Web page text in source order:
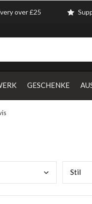
GESCHENKE
over £25
Stil